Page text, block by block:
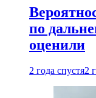
по
оценили
2 года спустя2